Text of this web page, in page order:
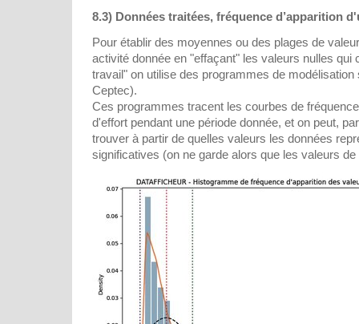
8.3) Données traitées, fréquence d’apparition
Pour établir des moyennes ou des plages de
activité donnée en "effaçant" les valeurs nulles qui
travail" on utilise des programmes de
Ceptec).
Ces programmes tracent les courbes de
d'effort pendant une période donnée, et on peut,
trouver à partir de quelles valeurs les données
significatives (on ne garde alors que les valeurs